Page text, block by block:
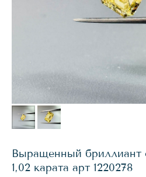
Выращенный бриллиант
1,02 карата арт 1220278